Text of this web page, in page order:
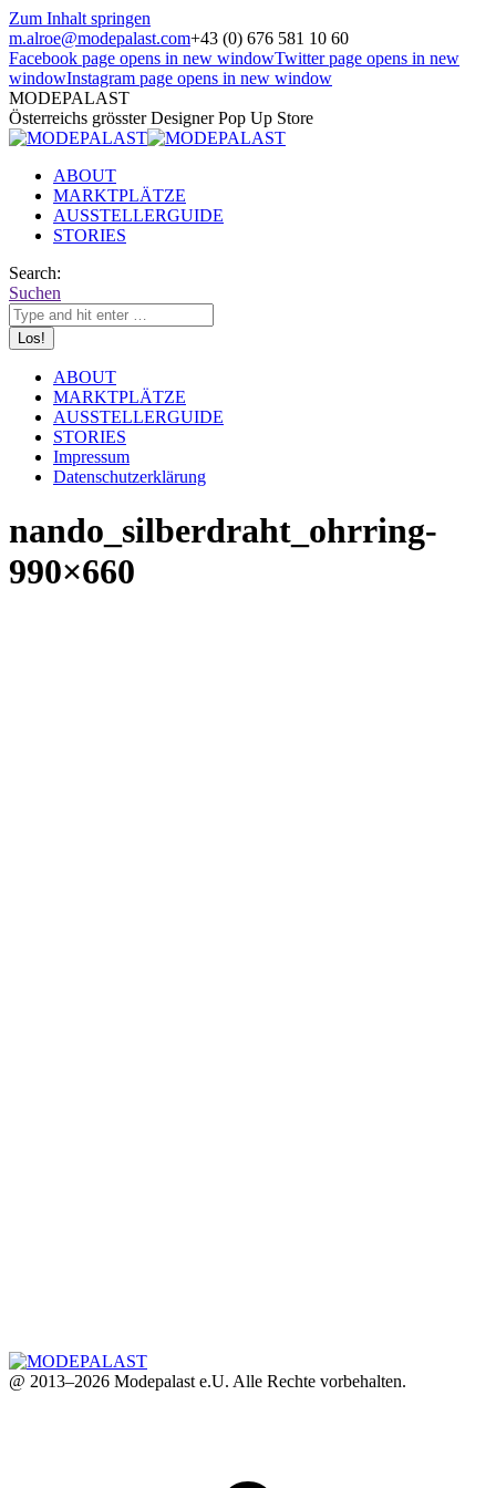
Zum Inhalt springen
m.alroe@modepalast.com+43 (0) 676 581 10 60
Facebook page opens in new windowTwitter page opens in new
windowInstagram page opens in new window
MODEPALAST
Österreichs grösster Designer Pop Up Store
ABOUT
MARKTPLÄTZE
AUSSTELLERGUIDE
STORIES
Search:
Suchen
ABOUT
MARKTPLÄTZE
AUSSTELLERGUIDE
STORIES
Impressum
Datenschutzerklärung
nando_silberdraht_ohrring-
990×660
@ 2013–2026 Modepalast e.U. Alle Rechte vorbehalten.